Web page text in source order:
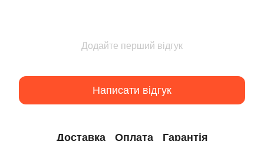
Додайте перший відгук
Написати відгук
Доставка Оплата Гарантія